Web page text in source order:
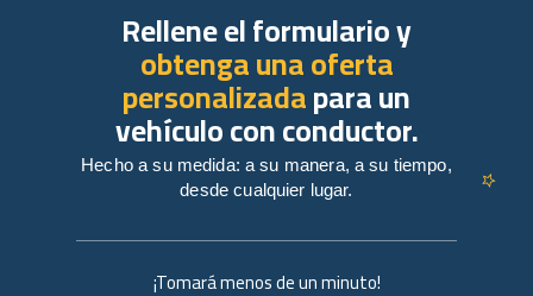
¡Tomará menos de un minuto!
Rellene el formulario y
obtenga una oferta
personalizadapara un
vehículo con conductor.
Hecho a su medida: a su manera, a su tiempo,
desde cualquier lugar.